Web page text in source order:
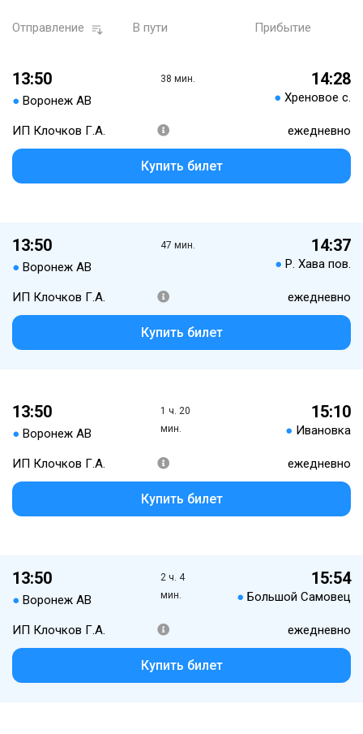
Отправление В пути Прибытие
13:50
● Воронеж АВ
38 мин. 14:28
● Хреновое с.
ИП Клочков Г.А. ежедневно
Купить билет
13:50
● Воронеж АВ
47 мин. 14:37
● Р. Хава пов.
ИП Клочков Г.А. ежедневно
Купить билет
13:50
● Воронеж АВ
1 ч. 20
мин.
15:10
● Ивановка
ИП Клочков Г.А. ежедневно
Купить билет
13:50
● Воронеж АВ
2 ч. 4
мин.
15:54
● Большой Самовец
ИП Клочков Г.А. ежедневно
Купить билет